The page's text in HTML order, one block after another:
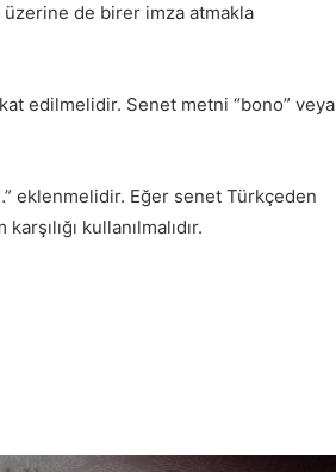
de birer imza atmakla
edilmelidir. Senet metni “bono” veya
eklenmelidir. Eğer senet Türkçeden
kullanılmalıdır.